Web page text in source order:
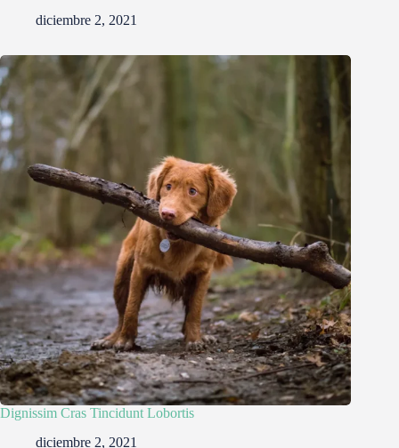
diciembre 2, 2021
Dignissim Cras Tincidunt Lobortis
diciembre 2, 2021